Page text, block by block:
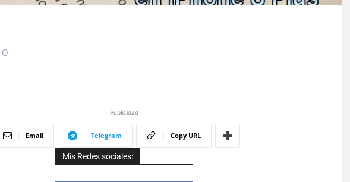
0
Email Telegram Copy URL
Publicidad
Mis Redes sociales: